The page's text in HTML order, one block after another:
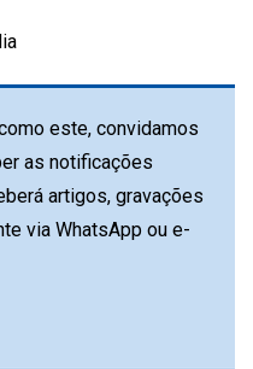
este, convidamos
as notificações
artigos, gravações
via WhatsApp ou e-